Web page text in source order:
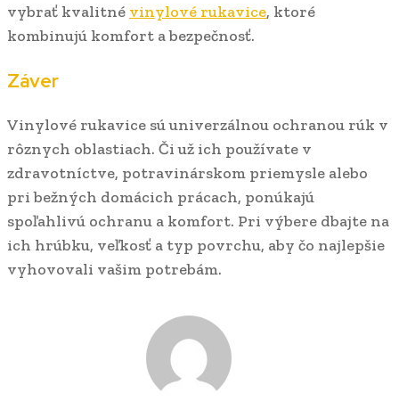
vybrať kvalitné vinylové rukavice, ktoré
kombinujú komfort a bezpečnosť.
Záver
Vinylové rukavice sú univerzálnou ochranou rúk v
rôznych oblastiach. Či už ich používate v
zdravotníctve, potravinárskom priemysle alebo
pri bežných domácich prácach, ponúkajú
spoľahlivú ochranu a komfort. Pri výbere dbajte na
ich hrúbku, veľkosť a typ povrchu, aby čo najlepšie
vyhovovali vašim potrebám.